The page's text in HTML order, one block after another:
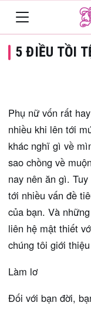
navigation
5 ĐIỀU TỒI
Phụ nữ vốn rất
nhiều khi lên tới
khác nghĩ gì về
sao chồng về
nay nên ăn gì.
tới nhiều vấn đề
của bạn. Và
liên hệ mật thiết
chúng tôi giới
Làm lơ
Đối với bạn đời,